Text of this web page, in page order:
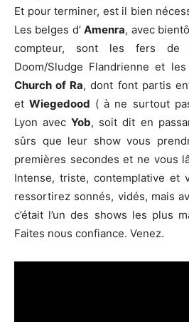
Et pour terminer, est il bien
Les belges d’Amenra, avec
compteur, sont les fers
Doom/Sludge Flandrienne et
Church of Ra, dont font partis
etWiegedood ( à ne surtout
Lyon avecYob, soit dit en
sûrs que leur show vous
premières secondes et ne vous
Intense, triste, contemplative et
ressortirez sonnés, vidés, mais
c’était l’un des shows les plus
Faites nous confiance. Venez.